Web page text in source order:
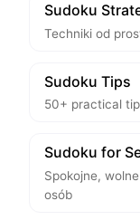
Sudoku
Techniki od
Sudoku Tips
50+ practical
Sudoku for
Spokojne,
osób